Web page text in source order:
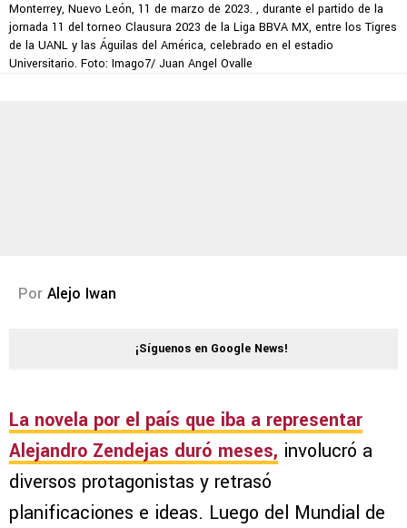
Monterrey, Nuevo León, 11 de marzo de 2023. , durante el partido de la
jornada 11 del torneo Clausura 2023 de la Liga BBVA MX, entre los Tigres
de la UANL y las Águilas del América, celebrado en el estadio
Universitario. Foto: Imago7/ Juan Angel Ovalle
Por Alejo Iwan
¡Síguenos en Google News!
La novela por el país que iba a representar
Alejandro Zendejas duró meses, involucró a
diversos protagonistas y retrasó
planificaciones e ideas. Luego del Mundial de